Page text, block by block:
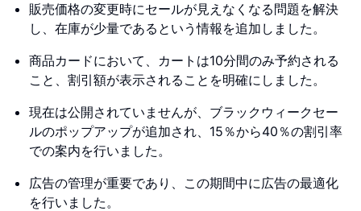
販売価格の変更時にセールが見えなくなる問題を解決
し、在庫が少量であるという情報を追加しました。
商品カードにおいて、カートは10分間のみ予約される
こと、割引額が表示されることを明確にしました。
現在は公開されていませんが、ブラックウィークセー
ルのポップアップが追加され、15％から40％の割引率
での案内を行いました。
広告の管理が重要であり、この期間中に広告の最適化
を行いました。